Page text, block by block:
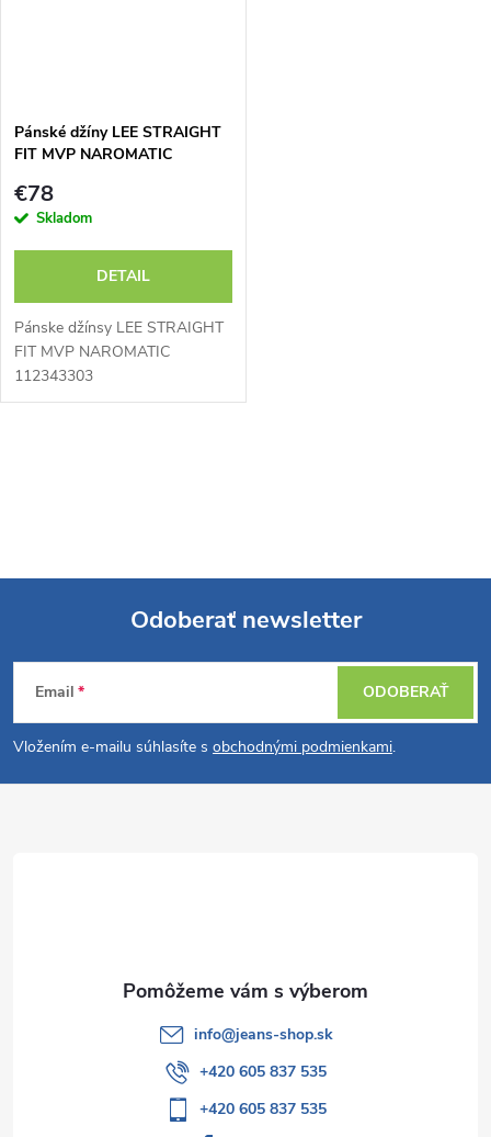
Pánské džíny LEE STRAIGHT
FIT MVP NAROMATIC
€78
Skladom
DETAIL
Pánske džínsy LEE STRAIGHT
FIT MVP NAROMATIC
112343303
c
i
Z
á
p
Odoberať newsletter
Email
Vložením e-mailu súhlasíte s obchodnými podmienkami.
ODOBERAŤ
info@jeans-shop.sk
+420 605 837 535
+420 605 837 535